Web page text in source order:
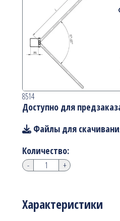
Характеристики
8514
Доступно для
Файлы для
Количество:
- +